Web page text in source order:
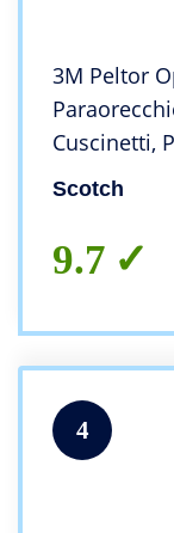
3M Peltor
Cuscinetti,
Livelli di
Scotch
9.7
4